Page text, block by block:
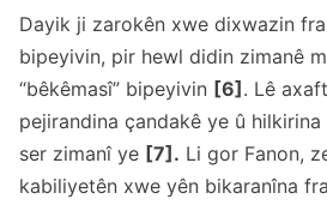
Dayik ji zarokên xwe dixwazin
bipeyivin, pir hewl didin zimanê
“bêkêmasî” bipeyivin [6]. Lê
pejirandina çandakê ye û
ser zimanî ye [7]. Li gor Fanon,
kabiliyetên xwe yên bikaranîna